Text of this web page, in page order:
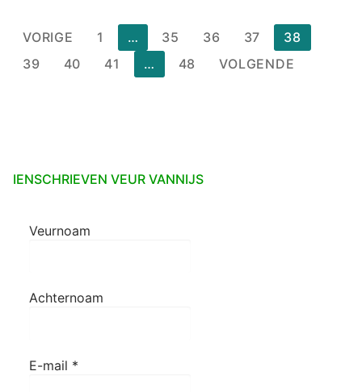
Berichten
paginering
VORIGE 1 … 35 36 37
38
39
40 41 … 48 VOLGENDE
IENSCHRIEVEN VEUR VANNIJS
Veurnoam
Achternoam
E-mail *